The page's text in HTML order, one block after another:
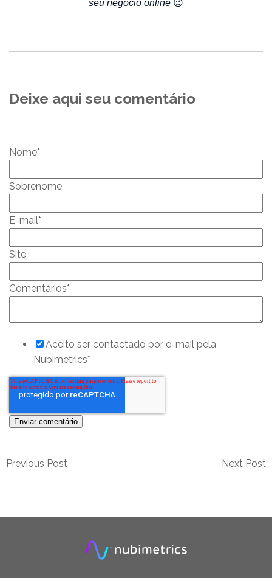
seu negócio online 😉
Deixe aqui seu comentário
Nome*
Sobrenome
E-mail*
Site
Comentários*
Aceito ser contactado por e-mail pela
Nubimetrics*
Previous Post Next Post